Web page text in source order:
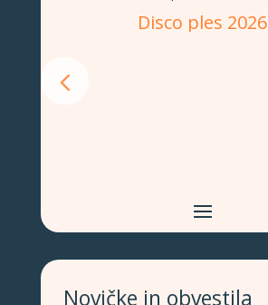
Disco ples 2026
Novičke in obvestila